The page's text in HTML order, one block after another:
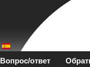
Вопрос/ответ